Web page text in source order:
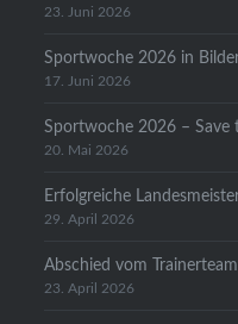
23. Juni 2026
Sportwoche 2026 in
17. Juni 2026
Sportwoche 2026 – Save
20. Mai 2026
Erfolgreiche
29. April 2026
Abschied vom
23. April 2026